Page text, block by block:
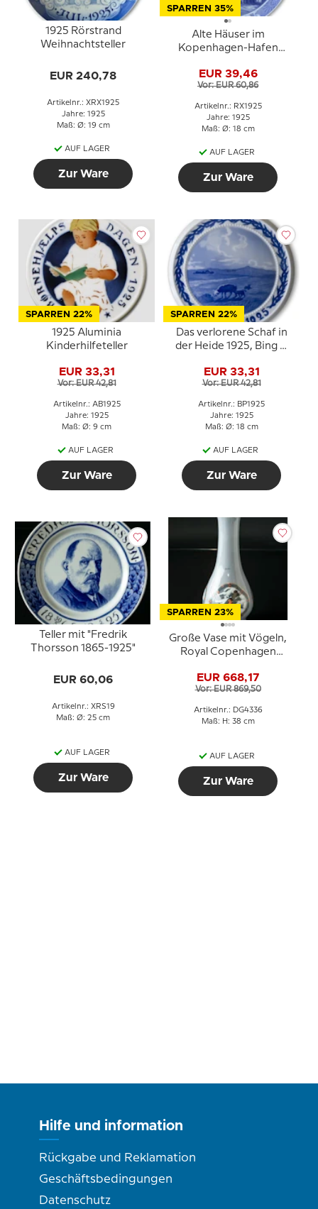
1925 Rörstrand
Weihnachtsteller
EUR 240,78
Artikelnr.: XRX1925
Jahre: 1925
Maß: Ø: 19 cm
AUF LAGER
Zur Ware
SPARREN 35%
Alte Häuser im
Kopenhagen-Hafen
Weihnachtsteller
EUR 39,46
Vor: EUR 60,86
Artikelnr.: RX1925
Jahre: 1925
Maß: Ø: 18 cm
AUF LAGER
Zur Ware
SPARREN 22%
1925 Aluminia
Kinderhilfeteller
EUR 33,31
Vor: EUR 42,81
Artikelnr.: AB1925
Jahre: 1925
Maß: Ø: 9 cm
AUF LAGER
Zur Ware
SPARREN 22%
Das verlorene Schaf in
der Heide 1925, Bing &
EUR 33,31
Vor: EUR 42,81
Artikelnr.: BP1925
Jahre: 1925
Maß: Ø: 18 cm
AUF LAGER
Zur Ware
Teller mit "Fredrik
Thorsson 1865-1925"
EUR 60,06
Artikelnr.: XRS19
Maß: Ø: 25 cm
AUF LAGER
Zur Ware
SPARREN 23%
Große Vase mit Vögeln,
Royal Copenhagen
Private 1923 partielle
Aufglasurdekoration
EUR 668,17
Vor: EUR 869,50
Artikelnr.: DG4336
Maß: H: 38 cm
AUF LAGER
Zur Ware
Hilfe und information
Rückgabe und Reklamation
Geschäftsbedingungen
Datenschutz